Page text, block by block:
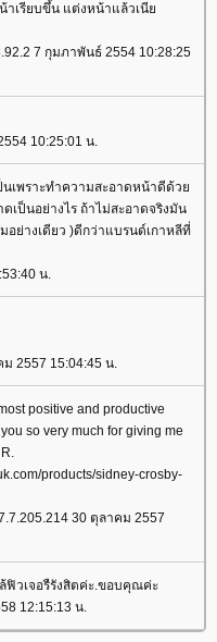
าเรียบขึ้น แต่งหน้าแล้วเนี
7 กุมภาพันธ์ 2554 10:28:25
10:25:01 น.
นเพราะทำความสะอาดหน้าดีด้ว
ป็นอย่างไร ถ้าไม่สะอาดจริงมัน
อย่างเดียว )ดีกว่าแบรนด์เกาหลีที่
น.
2557 15:04:45 น.
positive and productive
so very much for giving me
products/sidney-crosby-
30 ตุลาคม 2557
ฟิวเจอรืรังสิตค่ะ.ขอบคุณค่ะ
12:15:13 น.